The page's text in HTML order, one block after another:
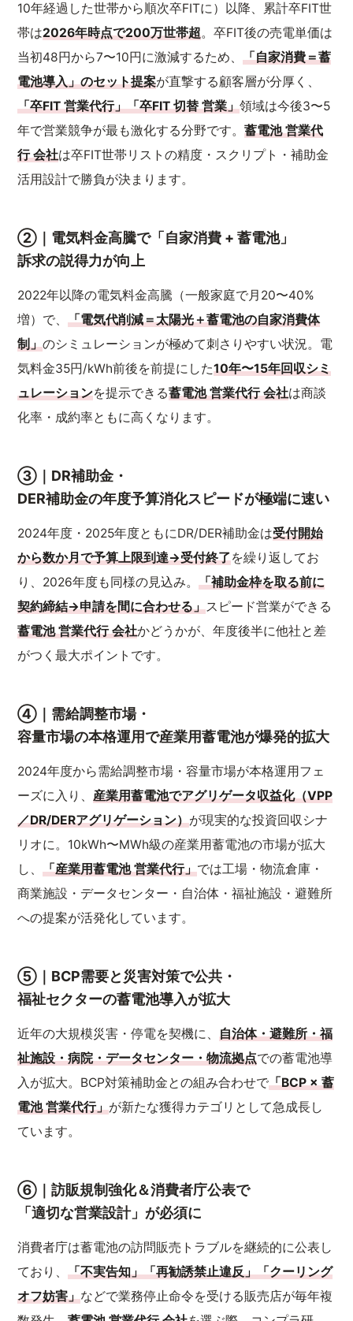
10年経過した世帯から順次卒FITに）以降、累計卒FIT世
帯は2026年時点で200万世帯超。卒FIT後の売電単価は
当初48円から7〜10円に激減するため、「自家消費＝蓄
電池導入」のセット提案が直撃する顧客層が分厚く、
「卒FIT 営業代行」「卒FIT 切替 営業」領域は今後3〜5
年で営業競争が最も激化する分野です。蓄電池 営業代
行 会社は卒FIT世帯リストの精度・スクリプト・補助金
活用設計で勝負が決まります。
②｜電気料金高騰で「自家消費 + 蓄電池」
訴求の説得力が向上
2022年以降の電気料金高騰（一般家庭で月20〜40%
増）で、「電気代削減＝太陽光＋蓄電池の自家消費体
制」のシミュレーションが極めて刺さりやすい状況。電
気料金35円/kWh前後を前提にした10年〜15年回収シミ
ュレーションを提示できる蓄電池 営業代行 会社は商談
化率・成約率ともに高くなります。
③｜DR補助金・
DER補助金の年度予算消化スピードが極端に速い
2024年度・2025年度ともにDR/DER補助金は受付開始
から数か月で予算上限到達→受付終了を繰り返してお
り、2026年度も同様の見込み。「補助金枠を取る前に
契約締結→申請を間に合わせる」スピード営業ができる
蓄電池 営業代行 会社かどうかが、年度後半に他社と差
がつく最大ポイントです。
④｜需給調整市場・
容量市場の本格運用で産業用蓄電池が爆発的拡大
2024年度から需給調整市場・容量市場が本格運用フェ
ーズに入り、産業用蓄電池でアグリゲータ収益化（VPP
／DR/DERアグリゲーション）が現実的な投資回収シナ
リオに。10kWh〜MWh級の産業用蓄電池の市場が拡大
し、「産業用蓄電池 営業代行」では工場・物流倉庫・
商業施設・データセンター・自治体・福祉施設・避難所
への提案が活発化しています。
⑤｜BCP需要と災害対策で公共・
福祉セクターの蓄電池導入が拡大
近年の大規模災害・停電を契機に、自治体・避難所・福
祉施設・病院・データセンター・物流拠点での蓄電池導
入が拡大。BCP対策補助金との組み合わせで「BCP × 蓄
電池 営業代行」が新たな獲得カテゴリとして急成長し
ています。
⑥｜訪販規制強化＆消費者庁公表で
「適切な営業設計」が必須に
消費者庁は蓄電池の訪問販売トラブルを継続的に公表し
ており、「不実告知」「再勧誘禁止違反」「クーリング
オフ妨害」などで業務停止命令を受ける販売店が毎年複